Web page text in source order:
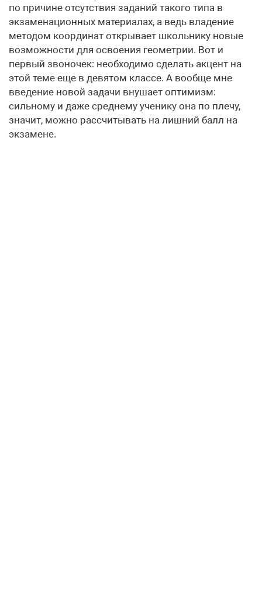
по причине отсутствия заданий такого типа в
экзаменационных материалах, а ведь владение
методом координат открывает школьнику новые
возможности для освоения геометрии. Вот и
первый звоночек: необходимо сделать акцент на
этой теме еще в девятом классе. А вообще мне
введение новой задачи внушает оптимизм:
сильному и даже среднему ученику она по плечу,
значит, можно рассчитывать на лишний балл на
экзамене.